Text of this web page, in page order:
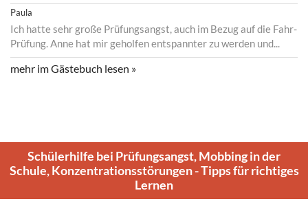
Paula
Ich hatte sehr große Prüfungsangst, auch im Bezug auf die Fahr-
Prüfung. Anne hat mir geholfen entspannter zu werden und...
mehr im Gästebuch lesen »
Schülerhilfe bei Prüfungsangst, Mobbing in der
Schule, Konzentrationsstörungen - Tipps für richtiges
Lernen